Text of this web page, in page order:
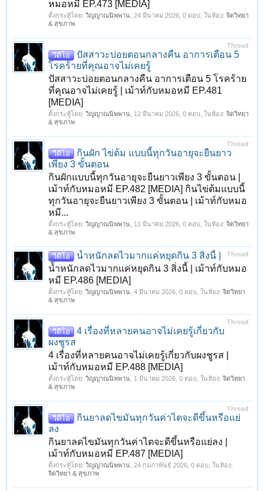
หมอหมี EP.473 [MEDIA]
ตั้งกระทู้โดย: วิญญาณนิพพาน 24 มีนาคม 2026 , 0 ตอบ, ในห้อง: จิตวิทยา
& สุขภาพ
Thread
วีดีโอ
ปัสสาวะบ่อยตอนกลางคืน อาการเตือน 5
โรคร้ายที่คุณอาจไม่เคยรู้
ปัสสาวะบ่อยตอนกลางคืน อาการเตือน 5 โรคร้าย
ที่คุณอาจไม่เคยรู้ | เม้าท์กับหมอหมี EP.481
[MEDIA]
ตั้งกระทู้โดย: วิญญาณนิพพาน 12 มีนาคม 2026 , 0 ตอบ, ในห้อง: จิตวิทยา
& สุขภาพ
Thread
วีดีโอ
กินผัก ไข่ต้ม แบบนี้ทุกวันอายุจะยืนยาว
เพียง 3 ขั้นตอน
กินผักแบบนี้ทุกวันอายุจะยืนยาวเพียง 3 ขั้นตอน |
เม้าท์กับหมอหมี EP.482 [MEDIA] กินไข่ต้มแบบนี้
ทุกวันอายุจะยืนยาวเพียง 3 ขั้นตอน | เม้าท์กับหมอ
หมี...
ตั้งกระทู้โดย: วิญญาณนิพพาน 11 มีนาคม 2026 , 0 ตอบ, ในห้อง: จิตวิทยา
& สุขภาพ
Thread
วีดีโอ
น้ำหนักลดไวมากแค่หยุดกิน 3 สิ่งนี้ |
น้ำหนักลดไวมากแค่หยุดกิน 3 สิ่งนี้ | เม้าท์กับหมอ
หมี EP.486 [MEDIA]
ตั้งกระทู้โดย: วิญญาณนิพพาน 4 มีนาคม 2026 , 0 ตอบ, ในห้อง: จิตวิทยา
& สุขภาพ
Thread
วีดีโอ
4 เรื่องที่หลายคนอาจไม่เคยรู้เกี่ยวกับ
ผงชูรส
4 เรื่องที่หลายคนอาจไม่เคยรู้เกี่ยวกับผงชูรส |
เม้าท์กับหมอหมี EP.488 [MEDIA]
ตั้งกระทู้โดย: วิญญาณนิพพาน 1 มีนาคม 2026 , 0 ตอบ, ในห้อง: จิตวิทยา
& สุขภาพ
Thread
วีดีโอ
กินยาลดไขมันทุกวันค่าไตจะดีขึ้นหรือแย่
ลง
กินยาลดไขมันทุกวันค่าไตจะดีขึ้นหรือแย่ลง |
เม้าท์กับหมอหมี EP.487 [MEDIA]
ตั้งกระทู้โดย: วิญญาณนิพพาน 24 กุมภาพันธ์ 2026 , 0 ตอบ, ในห้อง:
จิตวิทยา & สุขภาพ